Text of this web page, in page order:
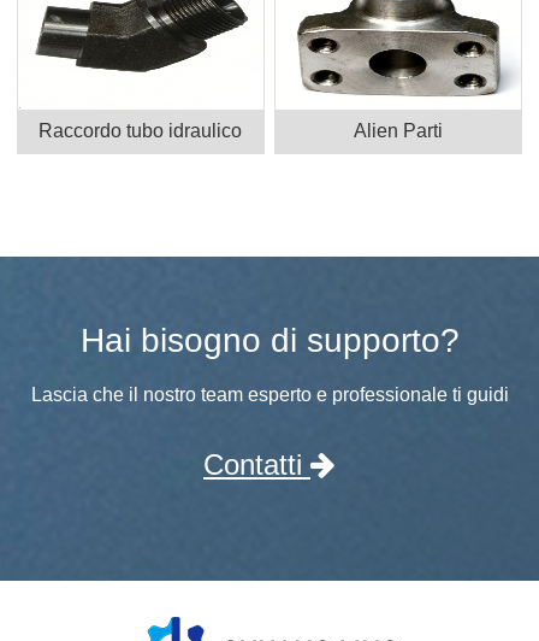
Raccordo tubo idraulico Alien Parti
Hai bisogno di supporto?
Lascia che il nostro team esperto e professionale ti guidi
Contatti